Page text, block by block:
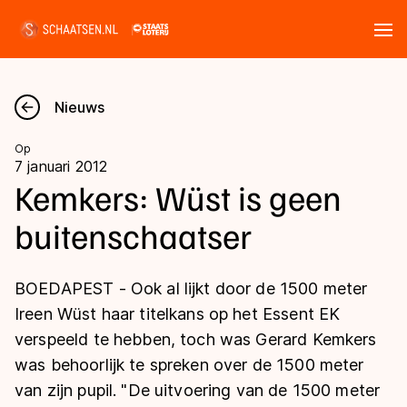
Nieuws
Kalender
Disciplines
Langebaan
Shorttrack
Inlineskaten
Uitslagen
Langebaan
Shorttrack
Marathon
Tijden & historie
Ranglijsten Langebaan
Nieuws
Op
7 januari 2012
Kemkers: Wüst is geen
buitenschaatser
BOEDAPEST - Ook al lijkt door de 1500 meter
Ireen Wüst haar titelkans op het Essent EK
verspeeld te hebben, toch was Gerard Kemkers
was behoorlijk te spreken over de 1500 meter
van zijn pupil. "De uitvoering van de 1500 meter